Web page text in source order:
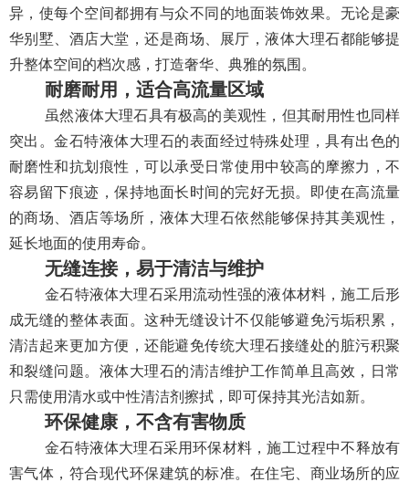
异，使每个空间都拥有与众不同的地面装饰效果。无论是豪
华别墅、酒店大堂，还是商场、展厅，液体大理石都能够提
升整体空间的档次感，打造奢华、典雅的氛围。
耐磨耐用，适合高流量区域
虽然液体大理石具有极高的美观性，但其耐用性也同样
突出。金石特液体大理石的表面经过特殊处理，具有出色的
耐磨性和抗划痕性，可以承受日常使用中较高的摩擦力，不
容易留下痕迹，保持地面长时间的完好无损。即使在高流量
的商场、酒店等场所，液体大理石依然能够保持其美观性，
延长地面的使用寿命。
无缝连接，易于清洁与维护
金石特液体大理石采用流动性强的液体材料，施工后形
成无缝的整体表面。这种无缝设计不仅能够避免污垢积累，
清洁起来更加方便，还能避免传统大理石接缝处的脏污积聚
和裂缝问题。液体大理石的清洁维护工作简单且高效，日常
只需使用清水或中性清洁剂擦拭，即可保持其光洁如新。
环保健康，不含有害物质
金石特液体大理石采用环保材料，施工过程中不释放有
害气体，符合现代环保建筑的标准。在住宅、商业场所的应